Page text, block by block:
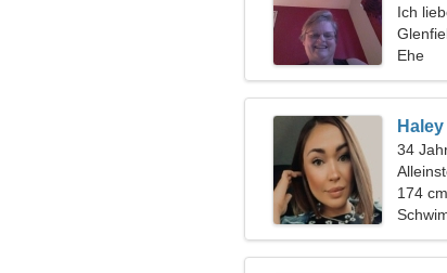
Ich
Ehe
Haley
34
174